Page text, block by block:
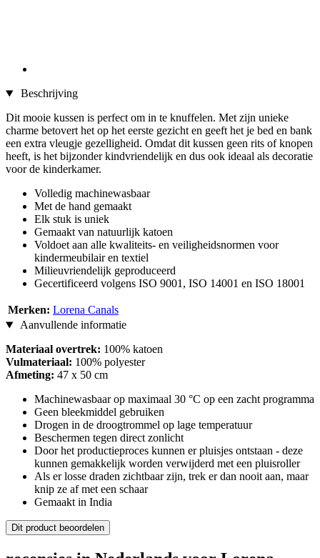
Beschrijving
Dit mooie kussen is perfect om in te knuffelen. Met zijn unieke
charme betovert het op het eerste gezicht en geeft het je bed en bank
een extra vleugje gezelligheid. Omdat dit kussen geen rits of knopen
heeft, is het bijzonder kindvriendelijk en dus ook ideaal als decoratie
voor de kinderkamer.
Volledig machinewasbaar
Met de hand gemaakt
Elk stuk is uniek
Gemaakt van natuurlijk katoen
Voldoet aan alle kwaliteits- en veiligheidsnormen voor
kindermeubilair en textiel
Milieuvriendelijk geproduceerd
Gecertificeerd volgens ISO 9001, ISO 14001 en ISO 18001
Merken: Lorena Canals
Aanvullende informatie
Materiaal overtrek: 100% katoen
Vulmateriaal: 100% polyester
Afmeting: 47 x 50 cm
Machinewasbaar op maximaal 30 °C op een zacht programma
Geen bleekmiddel gebruiken
Drogen in de droogtrommel op lage temperatuur
Beschermen tegen direct zonlicht
Door het productieproces kunnen er pluisjes ontstaan - deze
kunnen gemakkelijk worden verwijderd met een pluisroller
Als er losse draden zichtbaar zijn, trek er dan nooit aan, maar
knip ze af met een schaar
Gemaakt in India
Dit product beoordelen